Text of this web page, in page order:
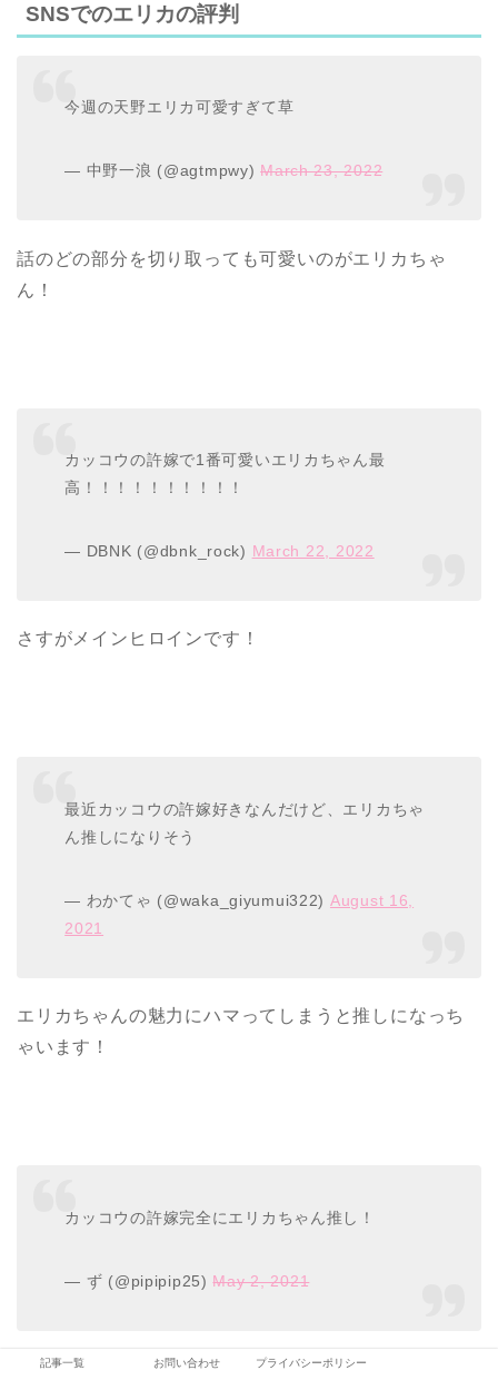
SNSでのエリカの評判
今週の天野エリカ可愛すぎて草
— 中野一浪 (@agtmpwy)March 23, 2022
話のどの部分を切り取っても可愛いのがエリカちゃ
ん！
カッコウの許嫁で1番可愛いエリカちゃん最
高！！！！！！！！！！
— DBNK (@dbnk_rock) March 22, 2022
さすがメインヒロインです！
最近カッコウの許嫁好きなんだけど、エリカちゃ
ん推しになりそう
— わかてゃ (@waka_giyumui322) August 16,
2021
エリカちゃんの魅力にハマってしまうと推しになっち
ゃいます！
カッコウの許嫁完全にエリカちゃん推し！
— ず (@pipipip25)May 2, 2021
それだけエリカちゃんが魅力溢れる女の子ということ
記事一覧 お問い合わせ プライバシーポリシー